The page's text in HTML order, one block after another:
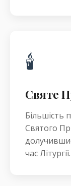
🕯️
Святе
Більшість
Святого
час Літургії.